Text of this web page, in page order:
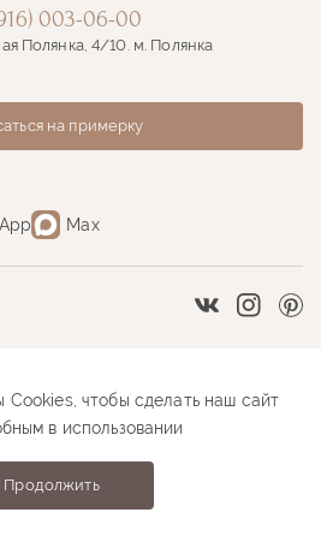
Vkontakte
Max
003-06-00
Полянка, 4/10. м. Полянка
на примерку
Как оформить заказ
чтобы сделать наш сайт
в использовании
Продолжить